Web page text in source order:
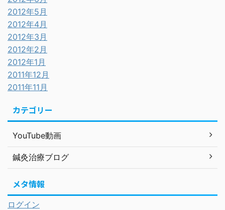
2012年5月
2012年4月
2012年3月
2012年2月
2012年1月
2011年12月
2011年11月
カテゴリー
YouTube動画
鍼灸治療ブログ
メタ情報
ログイン